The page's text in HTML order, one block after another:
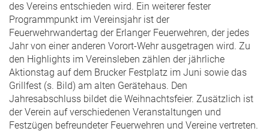
des Vereins entschieden wird. Ein weiterer fester
Programmpunkt im Vereinsjahr ist der
Feuerwehrwandertag der Erlanger Feuerwehren, der jedes
Jahr von einer anderen Vorort-Wehr ausgetragen wird. Zu
den Highlights im Vereinsleben zählen der jährliche
Aktionstag auf dem Brucker Festplatz im Juni sowie das
Grillfest (s. Bild) am alten Gerätehaus. Den
Jahresabschluss bildet die Weihnachtsfeier. Zusätzlich ist
der Verein auf verschiedenen Veranstaltungen und
Festzügen befreundeter Feuerwehren und Vereine vertreten.